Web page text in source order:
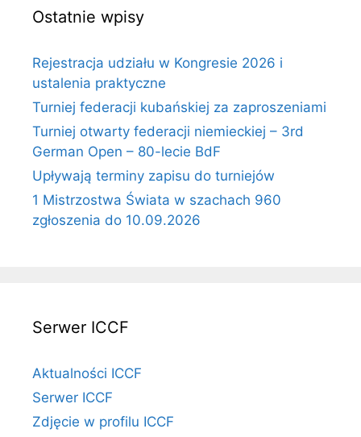
Ostatnie wpisy
Rejestracja udziału w Kongresie 2026 i
ustalenia praktyczne
Turniej federacji kubańskiej za zaproszeniami
Turniej otwarty federacji niemieckiej – 3rd
German Open – 80-lecie BdF
Upływają terminy zapisu do turniejów
1 Mistrzostwa Świata w szachach 960
zgłoszenia do 10.09.2026
Serwer ICCF
Aktualności ICCF
Serwer ICCF
Zdjęcie w profilu ICCF